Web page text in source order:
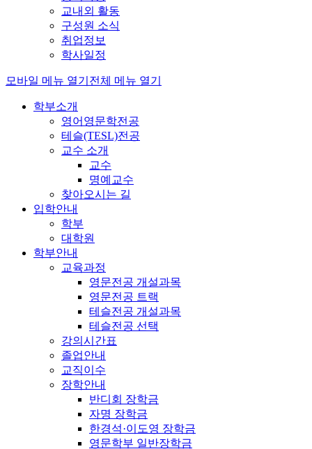
교내외 활동
구성원 소식
취업정보
학사일정
모바일 메뉴 열기 전체 메뉴 열기
학부소개
영어영문학전공
테슬(TESL)전공
교수 소개
교수
명예교수
찾아오시는 길
입학안내
학부
대학원
학부안내
교육과정
영문전공 개설과목
영문전공 트랙
테슬전공 개설과목
테슬전공 선택
강의시간표
졸업안내
교직이수
장학안내
반디회 장학금
자명 장학금
한경석·이도영 장학금
영문학부 일반장학금